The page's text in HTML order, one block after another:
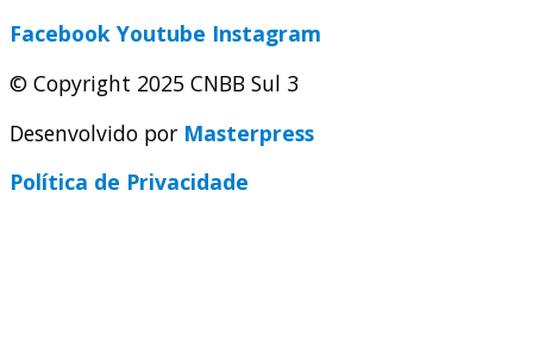
Facebook Youtube Instagram
© Copyright 2025 CNBB Sul 3
Desenvolvido por Masterpress
Política de Privacidade